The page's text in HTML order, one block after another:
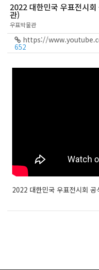
2022 대한민국 우표전시
관)
우표박물관
https://
652
2022 대한민국 우표전시회